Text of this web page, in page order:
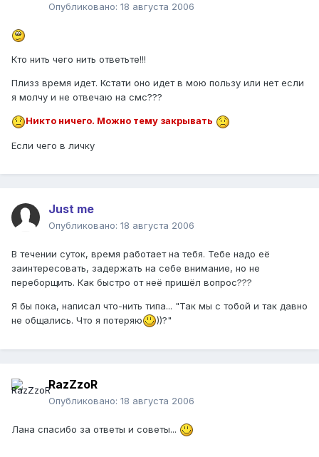
Опубликовано: 18 августа 2006
Кто нить чего нить ответьте!!!
Плизз время идет. Кстати оно идет в мою пользу или нет если
я молчу и не отвечаю на смс???
Никто ничего. Можно тему закрывать
Если чего в личку
Just me
Опубликовано: 18 августа 2006
В течении суток, время работает на тебя. Тебе надо её
заинтересовать, задержать на себе внимание, но не
переборщить. Как быстро от неё пришёл вопрос???
Я бы пока, написал что-нить типа... "Так мы с тобой и так давно
не общались. Что я потеряю
))?"
RazZzoR
Опубликовано: 18 августа 2006
Лана спасибо за ответы и советы...